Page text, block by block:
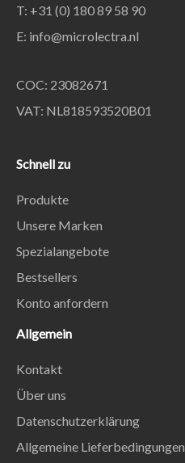
T: +31 (0) 180 89 58 90
E: info@microlectra.nl
COC: 23082671
VAT: NL818593520B01
Schnell zu
Produkte
Unsere Marken
Spezialangebote
Bestsellers
Konto anfordern
Allgemein
Kontakt
Über uns
Datenschutzerklärung
Allgemeine Lieferbedingungen